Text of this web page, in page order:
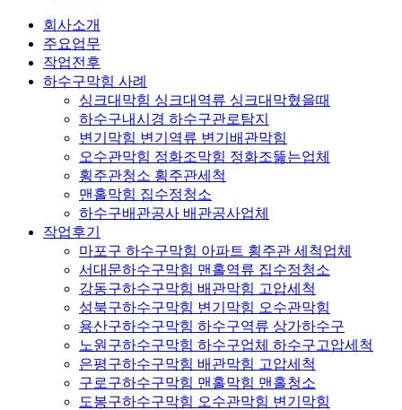
회사소개
주요업무
작업전후
하수구막힘 사례
싱크대막힘 싱크대역류 싱크대막혔을때
하수구내시경 하수구관로탐지
변기막힘 변기역류 변기배관막힘
오수관막힘 정화조막힘 정화조뚫는업체
횡주관청소 횡주관세척
맨홀막힘 집수정청소
하수구배관공사 배관공사업체
작업후기
마포구 하수구막힘 아파트 횡주관 세척업체
서대문하수구막힘 맨홀역류 집수정청소
강동구하수구막힘 배관막힘 고압세척
성북구하수구막힘 변기막힘 오수관막힘
용산구하수구막힘 하수구역류 상가하수구
노원구하수구막힘 하수구업체 하수구고압세척
은평구하수구막힘 배관막힘 고압세척
구로구하수구막힘 맨홀막힘 맨홀청소
도봉구하수구막힘 오수관막힘 변기막힘